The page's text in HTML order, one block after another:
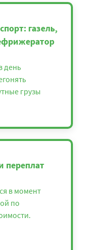
газель,
день
грузы
переплат
в момент
по